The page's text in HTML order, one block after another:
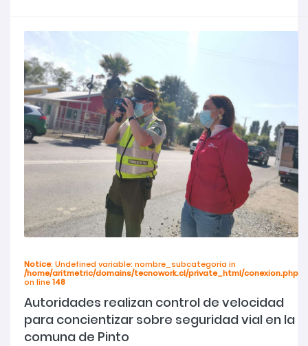
Notice: Undefined variable: nombre_subcategoria in
/home/aritmetric/domains/tecnowork.cl/private_html/conexion.php
on line148
Autoridades realizan control de velocidad
para concientizar sobre seguridad vial en la
comuna de Pinto